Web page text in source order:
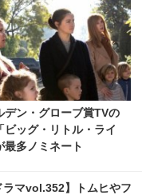
デン・グローブ賞TVの
ビッグ・リトル・ライ
最多ノミネート
ラマvol.352】トムヒやフ